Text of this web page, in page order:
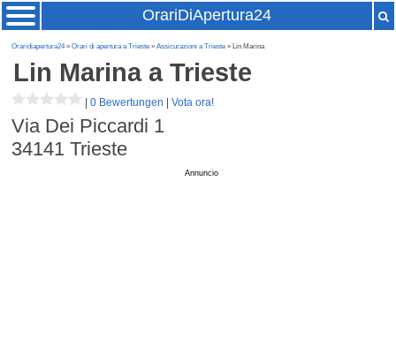
OrariDiApertura24
Oraridiapertura24»Orari di apertura a Trieste »Assicurazioni a Trieste » Lin Marina
Lin Marinaa Trieste
|0 Bewertungen |Vota ora!
Via Dei Piccardi 1
34141 Trieste
Annuncio